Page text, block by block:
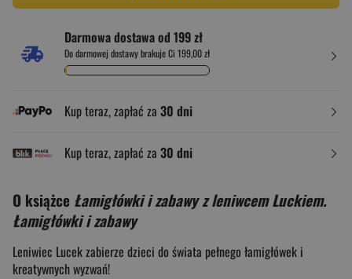
Darmowa dostawa od 199 zł
Do darmowej dostawy brakuje Ci 199,00 zł
Kup teraz, zapłać za 30 dni
Kup teraz, zapłać za 30 dni
O książce Łamigłówki i zabawy z leniwcem Luckiem.
Łamigłówki i zabawy
Leniwiec Lucek zabierze dzieci do świata pełnego łamigłówek i
kreatywnych wyzwań!